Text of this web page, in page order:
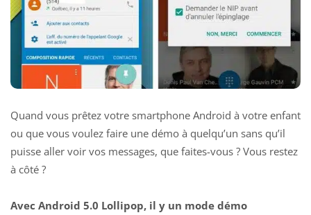
Quand vous prêtez votre smartphone Android à votre enfant
ou que vous voulez faire une démo à quelqu’un sans qu’il
puisse aller voir vos messages, que faites-vous ? Vous restez
à côté ?
Avec Android 5.0 Lollipop, il y un mode démo